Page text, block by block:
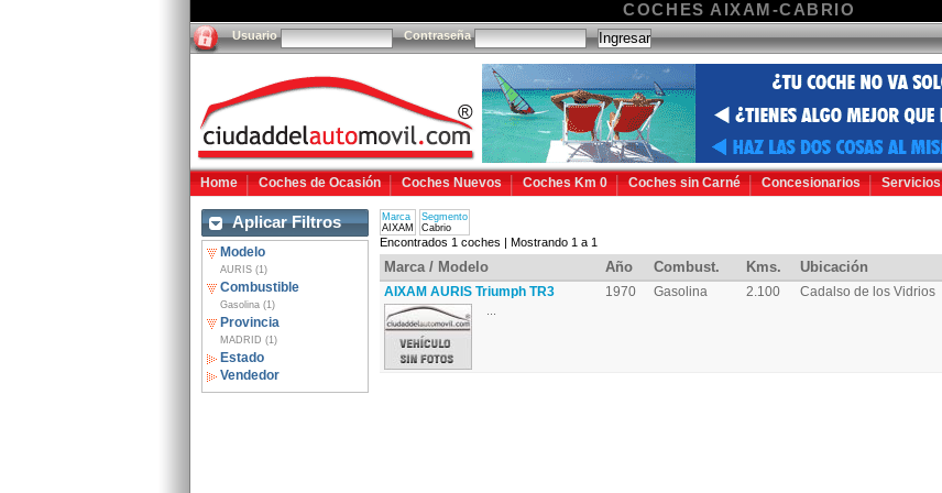
COCHES AIXAM-CABRIO
Usuario Contraseña
Home Coches de Ocasión Coches Nuevos Coches Km 0 Coches sin Carné Concesionarios Servicios
Aplicar Filtros
Modelo
AURIS (1)
Combustible
Gasolina (1)
Provincia
MADRID (1)
Estado
Vendedor
Marca
AIXAM
Segmento
Cabrio
Encontrados 1 coches | Mostrando 1 a 1
Marca / Modelo Año Combust. Kms. Ubicación
AIXAM AURIS Triumph TR3 1970 Gasolina 2.100 Cadalso de los Vidrios